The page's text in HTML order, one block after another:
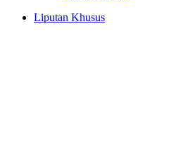
Liputan Khusus